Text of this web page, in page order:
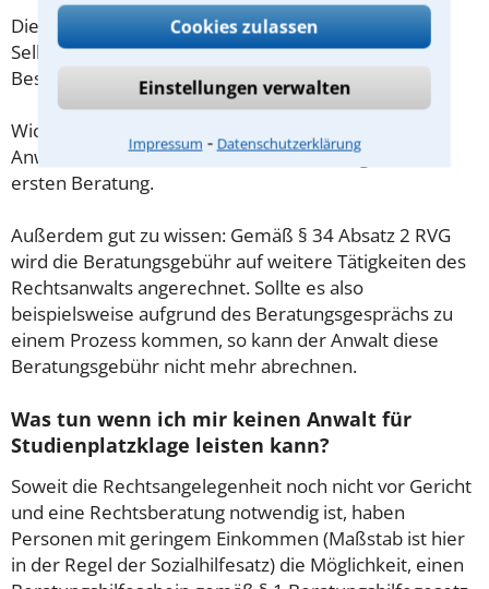
Cookies zulassen
Einstellungen verwalten
Impressum ⁃ Datenschutzerklärung
Diese Regelung gilt jedoch nur für Verbraucher. Für
Selbstständige oder Freiberufler gilt diese
Beschränkung nicht.
Wichtig daher: Klären Sie die Kostenfrage mit Ihrem
Anwalt aus Bad Münstereifel schon zu Beginn der
ersten Beratung.
Außerdem gut zu wissen: Gemäß § 34 Absatz 2 RVG
wird die Beratungsgebühr auf weitere Tätigkeiten des
Rechtsanwalts angerechnet. Sollte es also
beispielsweise aufgrund des Beratungsgesprächs zu
einem Prozess kommen, so kann der Anwalt diese
Beratungsgebühr nicht mehr abrechnen.
Was tun wenn ich mir keinen Anwalt für
Studienplatzklage leisten kann?
Soweit die Rechtsangelegenheit noch nicht vor Gericht
und eine Rechtsberatung notwendig ist, haben
Personen mit geringem Einkommen (Maßstab ist hier
in der Regel der Sozialhilfesatz) die Möglichkeit, einen